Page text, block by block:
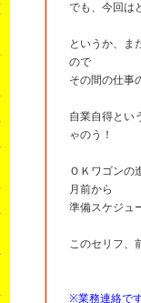
でも、今回は
というか、ま
ので
その間の仕事
自業自得とい
ゃのう！
ＯＫワゴンの
月前から
準備スケジュ
このセリフ
※業務連絡で